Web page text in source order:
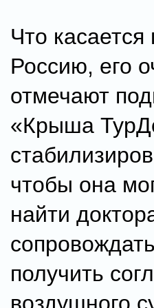
Что
Россию, его
отмечают
«Крыша
чтобы она
найти
получить